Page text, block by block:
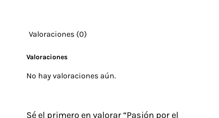
Valoraciones (0)
Valoraciones
No hay valoraciones aún.
Sé el primero en valorar “Pasión por el